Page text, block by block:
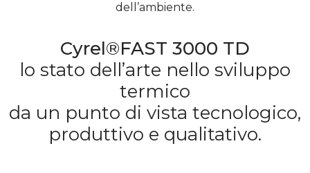
dell’ambiente.
Cyrel®FAST 3000 TD
lo stato dell’arte nello sviluppo
termico
da un punto di vista tecnologico,
produttivo e qualitativo.